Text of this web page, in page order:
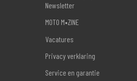
Newsletter
MOTO M•ZINE
Vacatures
Privacy verklaring
Service en garantie